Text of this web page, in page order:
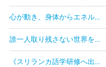
心が動き、身体からエネル...
誰一人取り残さない世界を...
《スリランカ語学研修へ出...